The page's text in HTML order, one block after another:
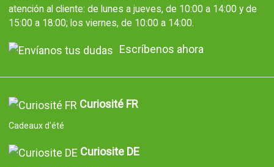
atención al cliente: de lunes a jueves, de 10:00 a 14:00 y de
15:00 a 18:00; los viernes, de 10:00 a 14:00.
Escríbenos ahora
Curiosité FR
Cadeaux d'été
Curiosite DE